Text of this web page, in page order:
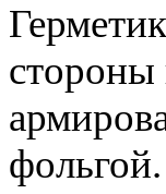
стороны
фольгой.